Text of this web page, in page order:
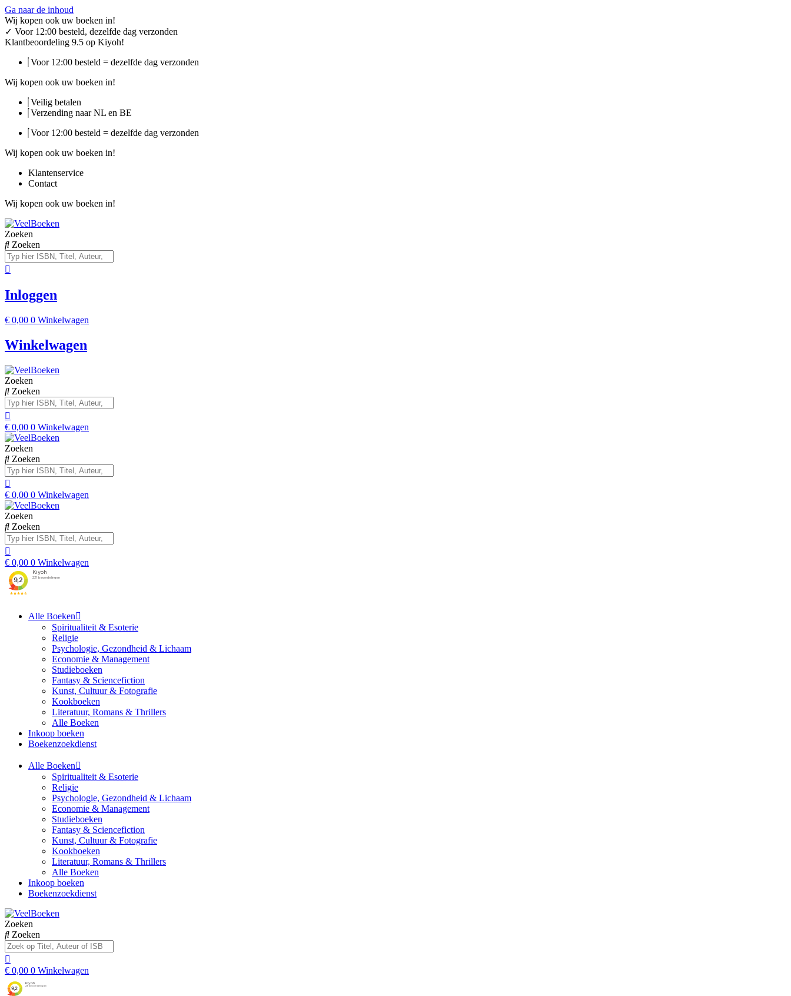
Ga naar de inhoud
Wij kopen ook uw boeken in!
✓ Voor 12:00 besteld, dezelfde dag verzonden
Klantbeoordeling 9.5 op Kiyoh!
Voor 12:00 besteld = dezelfde dag verzonden
Wij kopen ook uw boeken in!
Veilig betalen
Verzending naar NL en BE
Voor 12:00 besteld = dezelfde dag verzonden
Wij kopen ook uw boeken in!
Klantenservice
Contact
Wij kopen ook uw boeken in!
Zoeken
Zoeken
Inloggen
€ 0,00 0 Winkelwagen
Winkelwagen
Zoeken
Zoeken
€ 0,00 0 Winkelwagen
Zoeken
Zoeken
€ 0,00 0 Winkelwagen
Zoeken
Zoeken
€ 0,00 0 Winkelwagen
Alle Boeken
Spiritualiteit & Esoterie
Religie
Psychologie, Gezondheid & Lichaam
Economie & Management
Studieboeken
Fantasy & Sciencefiction
Kunst, Cultuur & Fotografie
Kookboeken
Literatuur, Romans & Thrillers
Alle Boeken
Inkoop boeken
Boekenzoekdienst
Alle Boeken
Spiritualiteit & Esoterie
Religie
Psychologie, Gezondheid & Lichaam
Economie & Management
Studieboeken
Fantasy & Sciencefiction
Kunst, Cultuur & Fotografie
Kookboeken
Literatuur, Romans & Thrillers
Alle Boeken
Inkoop boeken
Boekenzoekdienst
Zoeken
Zoeken
€ 0,00 0 Winkelwagen